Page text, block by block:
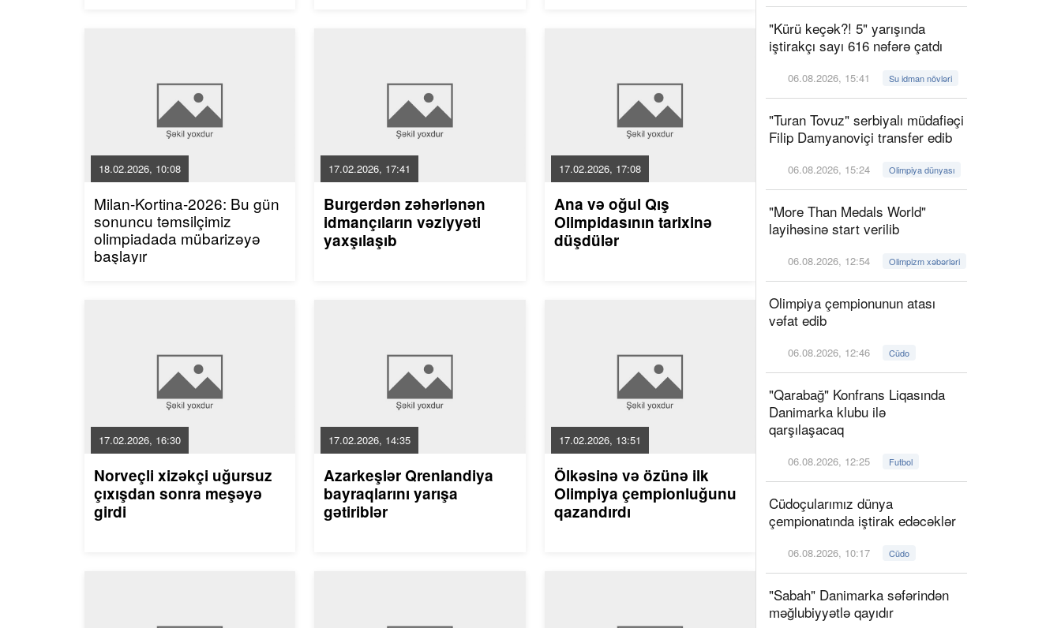
18.02.2026, 10:08
Milan-Kortina-2026: Bu gün
sonuncu təmsilçimiz
olimpiadada mübarizəyə
başlayır
17.02.2026, 17:41
Burgerdən zəhərlənən
idmançıların vəziyyəti
yaxşılaşıb
17.02.2026, 17:08
Ana və oğul Qış
Olimpidasının tarixinə
düşdülər
17.02.2026, 16:30
Norveçli xizəkçi uğursuz
çıxışdan sonra meşəyə
girdi
17.02.2026, 14:35
Azarkeşlər Qrenlandiya
bayraqlarını yarışa
gətiriblər
17.02.2026, 13:51
Ölkəsinə və özünə ilk
Olimpiya çempionluğunu
qazandırdı
"Kürü keçək?! 5" yarışında
iştirakçı sayı 616 nəfərə çatdı
06.08.2026, 15:41 Su idman növləri
"Turan Tovuz" serbiyalı müdafiəçi
Filip Damyanoviçi transfer edib
06.08.2026, 15:24 Olimpiya dünyası
"More Than Medals World"
layihəsinə start verilib
06.08.2026, 12:54 Olimpizm xəbərləri
Olimpiya çempionunun atası
vəfat edib
06.08.2026, 12:46 Cüdo
"Qarabağ" Konfrans Liqasında
Danimarka klubu ilə
qarşılaşacaq
06.08.2026, 12:25 Futbol
Cüdoçularımız dünya
çempionatında iştirak edəcəklər
06.08.2026, 10:17 Cüdo
"Sabah" Danimarka səfərindən
məğlubiyyətlə qayıdır